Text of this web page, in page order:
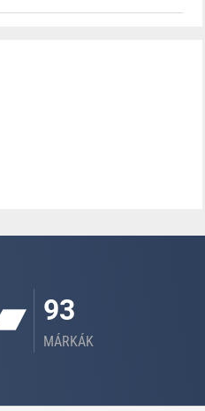
93
MÁRKÁK